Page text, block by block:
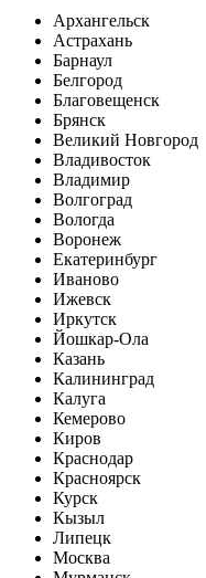
Архангельск
Астрахань
Барнаул
Белгород
Благовещенск
Брянск
Великий Новгород
Владивосток
Владимир
Волгоград
Вологда
Воронеж
Екатеринбург
Иваново
Ижевск
Иркутск
Йошкар-Ола
Казань
Калининград
Калуга
Кемерово
Киров
Краснодар
Красноярск
Курск
Кызыл
Липецк
Москва